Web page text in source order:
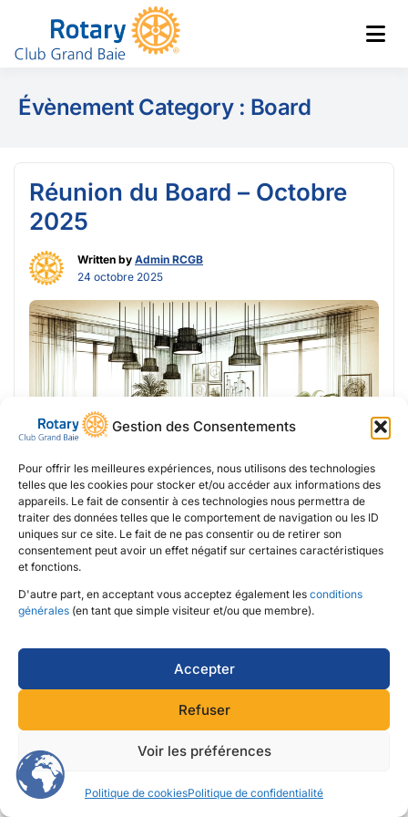
Gestion des Consentements
Pour offrir les meilleures expériences, nous utilisons des technologies
telles que les cookies pour stocker et/ou accéder aux informations des
appareils. Le fait de consentir à ces technologies nous permettra de
traiter des données telles que le comportement de navigation ou les ID
uniques sur ce site. Le fait de ne pas consentir ou de retirer son
consentement peut avoir un effet négatif sur certaines caractéristiques
et fonctions.
D'autre part, en acceptant vous acceptez également les conditions
générales (en tant que simple visiteur et/ou que membre).
Accepter
Refuser
Voir les préférences
Politique de cookiesPolitique de confidentialité
Évènement Category : Board
Réunion du Board – Octobre
2025
Written by Admin RCGB
24 octobre 2025
24 octobre 2025 @ 18h30 – 19h30 – Groupe :
Rotary Club de Grand Baie. Il s’agit d’une des
Agenda à confirmer
Copyright © 2026
Rotary Club de Grand Baie